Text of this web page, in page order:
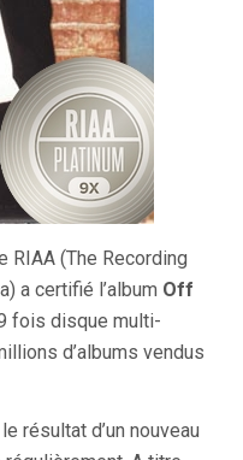
RIAA (The Recording
a certifié l’album Off
fois disque multi-
d’albums vendus
résultat d’un nouveau